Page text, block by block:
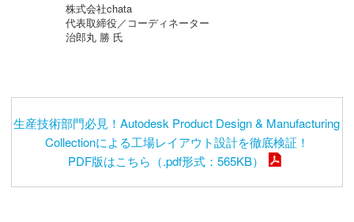
株式会社chata
代表取締役／コーディネーター
治郎丸 勝 氏
生産技術部門必見！Autodesk Product Design & Manufacturing
Collectionによる工場レイアウト設計を徹底検証！
PDF版はこちら（.pdf形式：565KB）